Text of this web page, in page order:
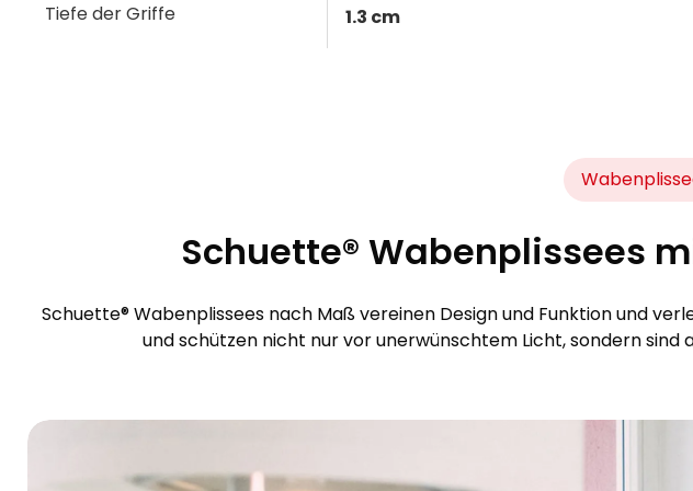
Tiefe der Griffe 1.3 cm
Schuette® Wabenplissees
Schuette® Wabenplissees nach Maß vereinen Design und Funktion und
und schützen nicht nur vor unerwünschtem Licht, sondern